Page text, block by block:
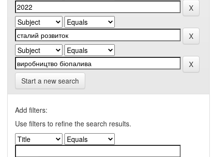
Start a new search
Add filters:
Use filters to refine the search results.